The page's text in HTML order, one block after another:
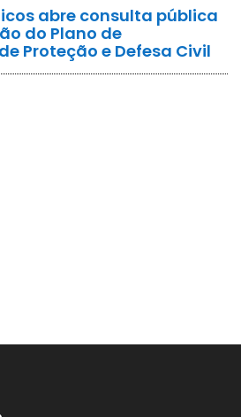
abre consulta pública
do Plano de
Proteção e Defesa Civil